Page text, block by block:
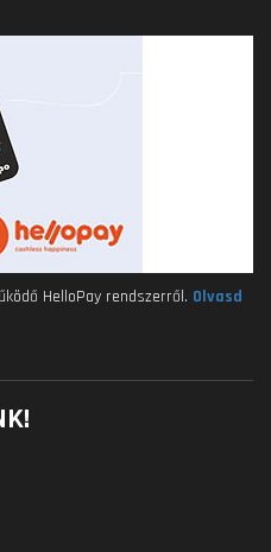
HelloPay rendszerről. Olvasd